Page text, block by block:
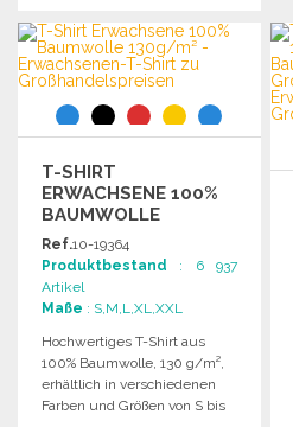
BESTELLEN
Angebot anfordern
T-SHIRT
ERWACHSENE 100%
BAUMWOLLE
130G/M² ZU
GROSSHANDELSPREISEN
Ref.10-19364
Produktbestand : 6 937
Artikel
Maße : S,M,L,XL,XXL
Hochwertiges T-Shirt aus
100% Baumwolle, 130 g/m²,
erhältlich in verschiedenen
Farben und Größen von S bis